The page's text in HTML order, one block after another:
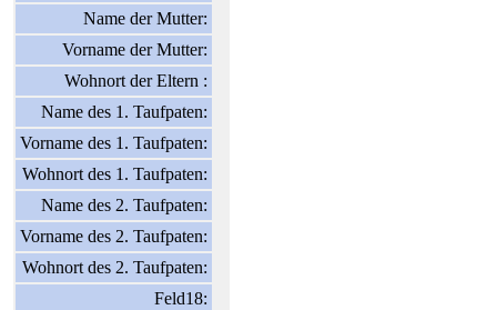
Name der Mutter:
Vorname der Mutter:
Wohnort der Eltern :
Name des 1. Taufpaten:
Vorname des 1. Taufpaten:
Wohnort des 1. Taufpaten:
Name des 2. Taufpaten:
Vorname des 2. Taufpaten:
Wohnort des 2. Taufpaten:
Feld18: